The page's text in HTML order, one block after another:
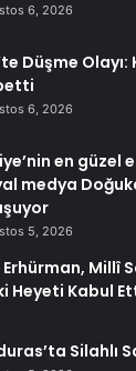
6, 2026
Düşme Olayı:
6, 2026
en güzel
medya
5, 2026
Millî
Heyeti Kabul
Silahlı